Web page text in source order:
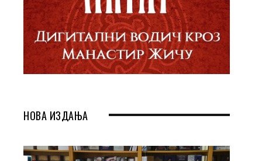
НОВА ИЗДАЊА